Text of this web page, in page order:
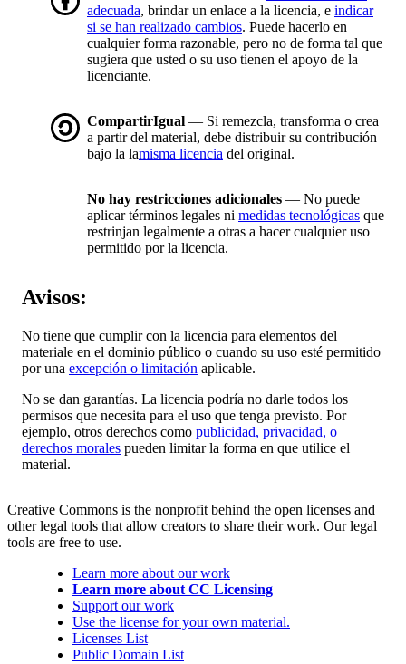
adecuada, brindar un enlace a la licencia, e indicar
si se han realizado cambios. Puede hacerlo en
cualquier forma razonable, pero no de forma tal que
sugiera que usted o su uso tienen el apoyo de la
licenciante.
CompartirIgual — Si remezcla, transforma o crea
a partir del material, debe distribuir su contribución
bajo la lamisma licencia del original.
No hay restricciones adicionales — No puede
aplicar términos legales ni medidas tecnológicas que
restrinjan legalmente a otras a hacer cualquier uso
permitido por la licencia.
Avisos:
No tiene que cumplir con la licencia para elementos del
materiale en el dominio público o cuando su uso esté permitido
por una excepción o limitación aplicable.
No se dan garantías. La licencia podría no darle todos los
permisos que necesita para el uso que tenga previsto. Por
ejemplo, otros derechos como publicidad, privacidad, o
derechos morales pueden limitar la forma en que utilice el
material.
Creative Commons is the nonprofit behind the open licenses and
other legal tools that allow creators to share their work. Our legal
tools are free to use.
Learn more about our work
Learn more about CC Licensing
Support our work
Use the license for your own material.
Licenses List
Public Domain List